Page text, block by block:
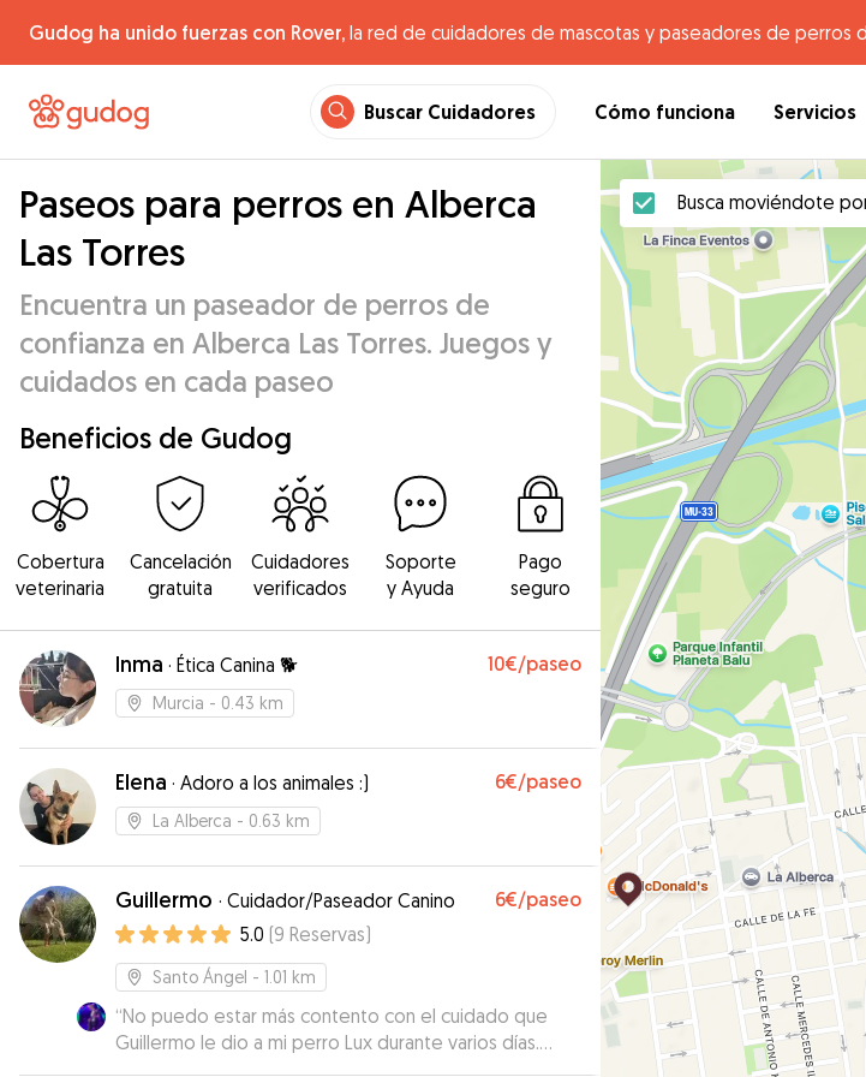
Gudog ha unido fuerzas con Rover, la red de cuidadores de mascotas y paseadores de perros
Buscar Cuidadores Cómo funciona Servicios
Paseos para perros en Alberca
Las Torres
Encuentra un paseador de perros de
confianza en Alberca Las Torres. Juegos y
cuidados en cada paseo
Beneficios de Gudog
Cobertura
veterinaria
Cancelación
gratuita
Cuidadores
verificados
Soporte
y Ayuda
Pago
seguro
Inma · Ética Canina 🐕 10€/paseo
Murcia - 0.43 km
Elena · Adoro a los animales :) 6€/paseo
La Alberca - 0.63 km
Guillermo · Cuidador/Paseador Canino 6€/paseo
5.0 (9 Reservas)
Santo Ángel - 1.01 km
“No puedo estar más contento con el cuidado que
Guillermo le dio a mi perro Lux durante varios días.
Desde el primer momento, supe que Lux estaba en las
Busca moviéndote